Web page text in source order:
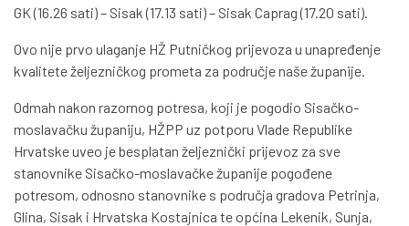
GK (16.26 sati) – Sisak (17.13 sati) – Sisak Caprag (17.20 sati).
Ovo nije prvo ulaganje HŽ Putničkog prijevoza u unapređenje
kvalitete željezničkog prometa za područje naše županije.
Odmah nakon razornog potresa, koji je pogodio Sisačko-
moslavačku županiju, HŽPP uz potporu Vlade Republike
Hrvatske uveo je besplatan željeznički prijevoz za sve
stanovnike Sisačko-moslavačke županije pogođene
potresom, odnosno stanovnike s područja gradova Petrinja,
Glina, Sisak i Hrvatska Kostajnica te općina Lekenik, Sunja,